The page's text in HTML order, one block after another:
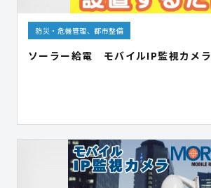
防災・危機管理、都市整備
ソーラー給電 モバイルIP監視カメラ